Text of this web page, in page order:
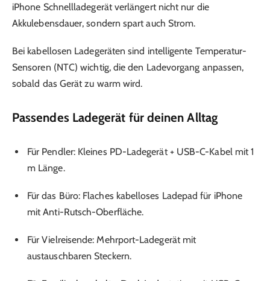
iPhone Schnellladegerät verlängert nicht nur die
Akkulebensdauer, sondern spart auch Strom.
Bei kabellosen Ladegeräten sind intelligente Temperatur-
Sensoren (NTC) wichtig, die den Ladevorgang anpassen,
sobald das Gerät zu warm wird.
Passendes Ladegerät für deinen Alltag
Für Pendler: Kleines PD-Ladegerät + USB-C-Kabel mit 1
m Länge.
Für das Büro: Flaches kabelloses Ladepad für iPhone
mit Anti-Rutsch-Oberfläche.
Für Vielreisende: Mehrport-Ladegerät mit
austauschbaren Steckern.